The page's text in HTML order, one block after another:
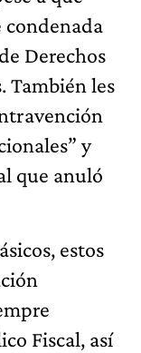
Derechos
También les
y
que anuló
estos
Fiscal, así